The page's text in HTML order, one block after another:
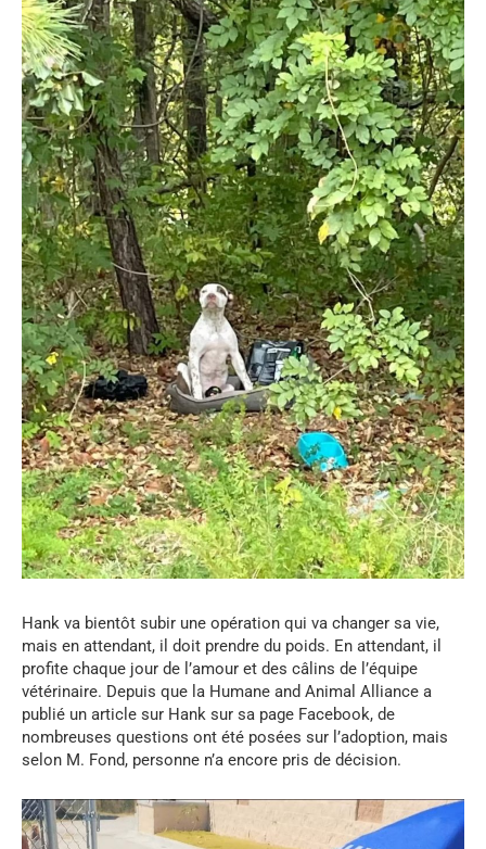
Hank va bientôt subir une opération qui va changer sa vie,
mais en attendant, il doit prendre du poids. En attendant, il
profite chaque jour de l’amour et des câlins de l’équipe
vétérinaire. Depuis que la Humane and Animal Alliance a
publié un article sur Hank sur sa page Facebook, de
nombreuses questions ont été posées sur l’adoption, mais
selon M. Fond, personne n’a encore pris de décision.